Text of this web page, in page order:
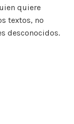
quiere
textos, no
desconocidos.